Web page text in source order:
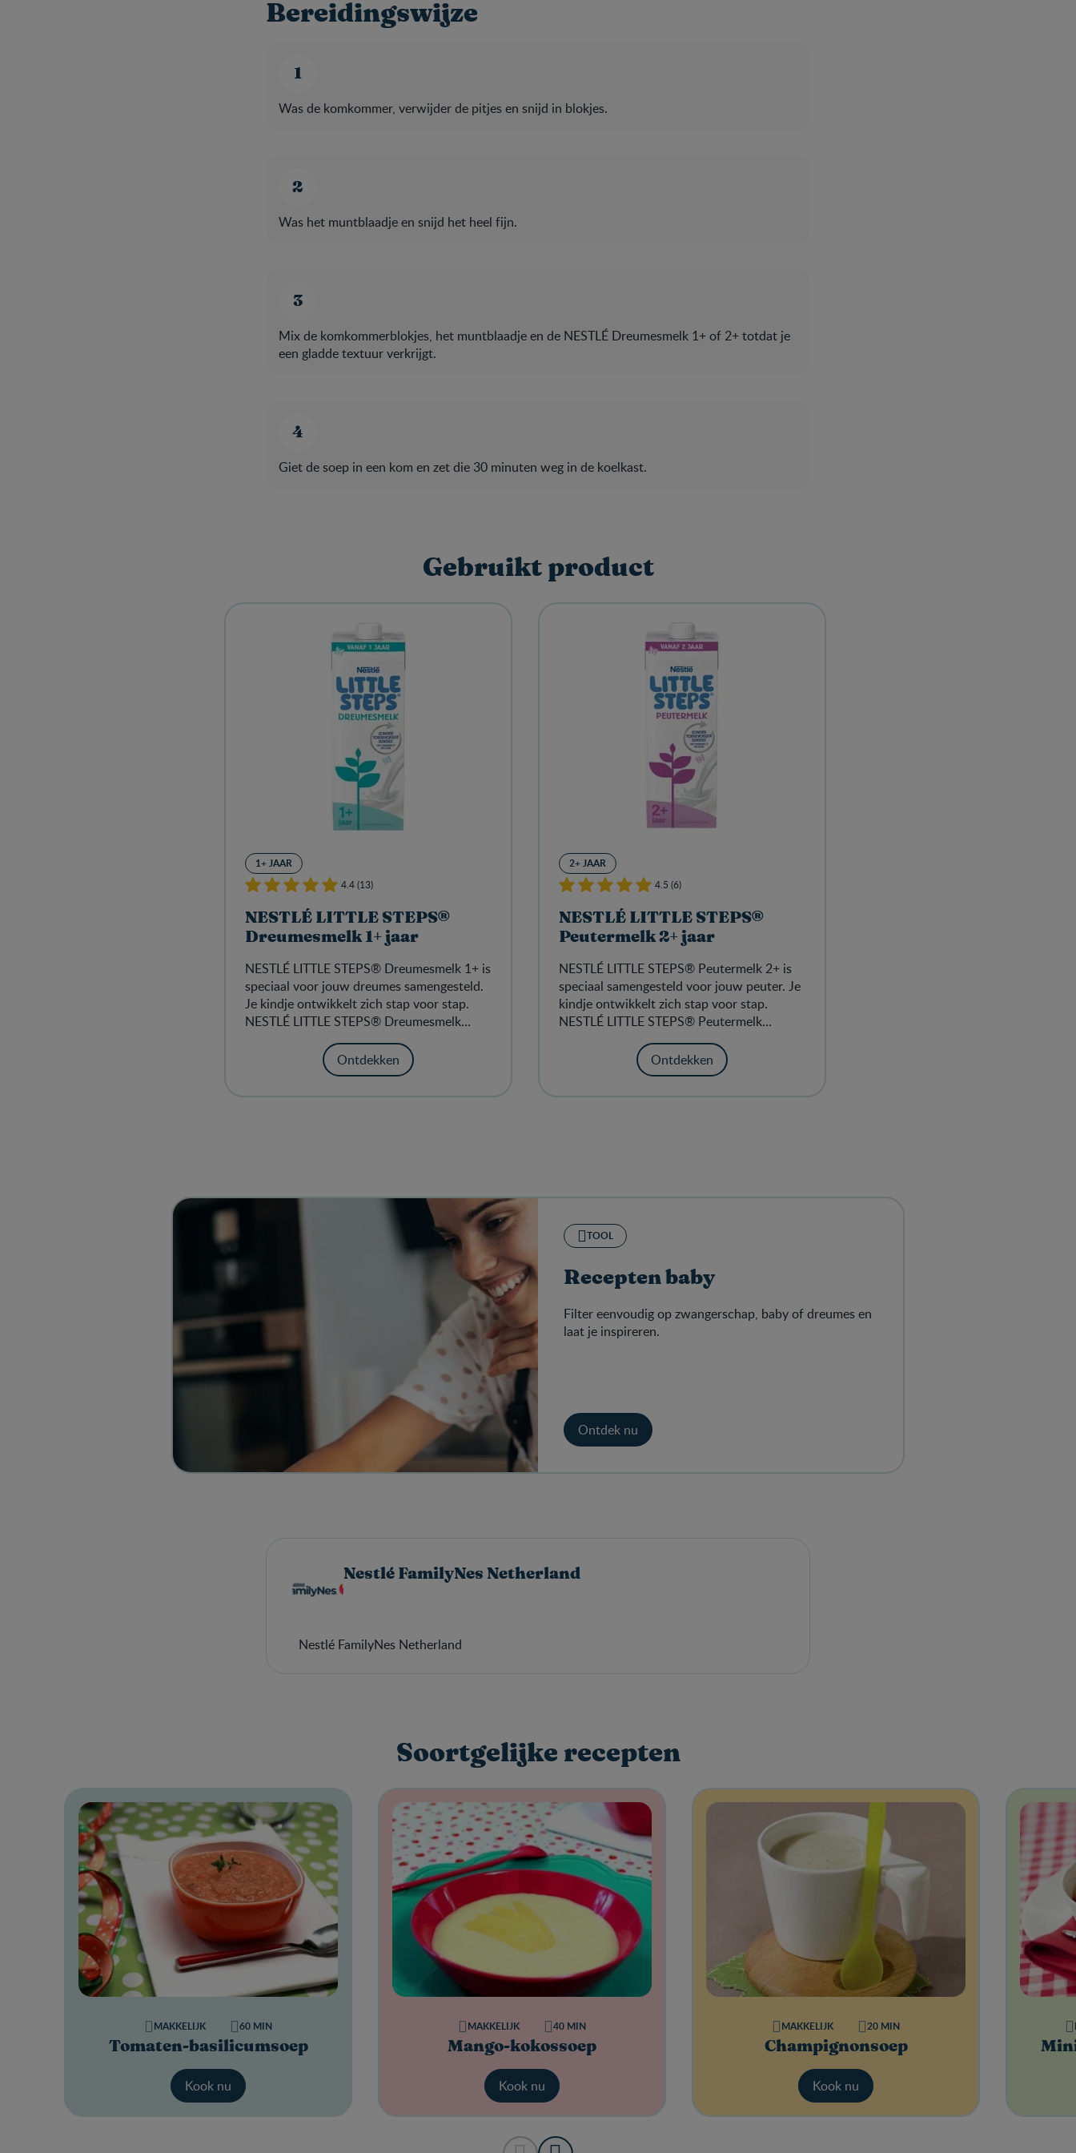
Bereidingswijze
Was de komkommer, verwijder de pitjes en snijd in blokjes.
Was het muntblaadje en snijd het heel fijn.
Mix de komkommerblokjes, het muntblaadje en de NESTLÉ Dreumesmelk 1+ of 2+ totdat je
een gladde textuur verkrijgt.
Giet de soep in een kom en zet die 30 minuten weg in de koelkast.
Gebruikt product
1+ JAAR
4.4 (13)
NESTLÉ LITTLE STEPS®
Dreumesmelk 1+ jaar
NESTLÉ LITTLE STEPS® Dreumesmelk 1+ is
speciaal voor jouw dreumes samengesteld.​
Je kindje ontwikkelt zich stap voor stap.
NESTLÉ LITTLE STEPS®​ Dreumesmelk
ondersteunt de ontwikkeling van jouw
kindje ook tijdens deze fase. Het bevat
vitaminen en mineralen,​ waaronder
vitamine D, calcium en ijzer. Ook fijn: het is​
Ontdekken
2+ JAAR
4.5 (6)
NESTLÉ LITTLE STEPS®
Peutermelk 2+ jaar
NESTLÉ LITTLE STEPS® Peutermelk 2+ is
speciaal samengesteld voor jouw peuter.​ Je
kindje ontwikkelt zich stap voor stap.
NESTLÉ LITTLE STEPS®​ Peutermelk
ondersteunt de ontwikkeling van jouw
kindje ook tijdens deze fase. Het bevat
vitaminen en mineralen,​ waaronder
vitamine D, calcium en ijzer. Ook fijn: het is​
Ontdekken
TOOL
Recepten baby
Filter eenvoudig op zwangerschap, baby of dreumes en
laat je inspireren.
Ontdek nu
Nestlé FamilyNes Netherland
Nestlé FamilyNes Netherland
Soortgelijke recepten
Tomaten-basilicumsoep
MAKKELIJK 60 MIN
Kook nu
Mango-kokossoep
MAKKELIJK 40 MIN
Kook nu
Champignonsoep
MAKKELIJK 20 MIN
Kook nu